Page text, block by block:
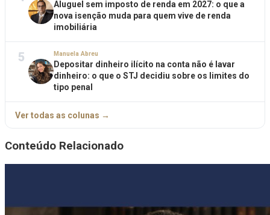
Aluguel sem imposto de renda em 2027: o que a
nova isenção muda para quem vive de renda
imobiliária
5 Manuela Abreu
Depositar dinheiro ilícito na conta não é lavar
dinheiro: o que o STJ decidiu sobre os limites do
tipo penal
Ver todas as colunas →
Conteúdo Relacionado